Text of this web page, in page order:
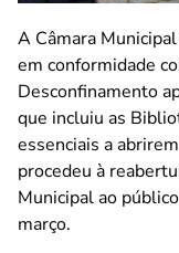
A Câmara
em conformidade
Desconfinamento
que incluiu as
essenciais a
procedeu à
Municipal ao
março.